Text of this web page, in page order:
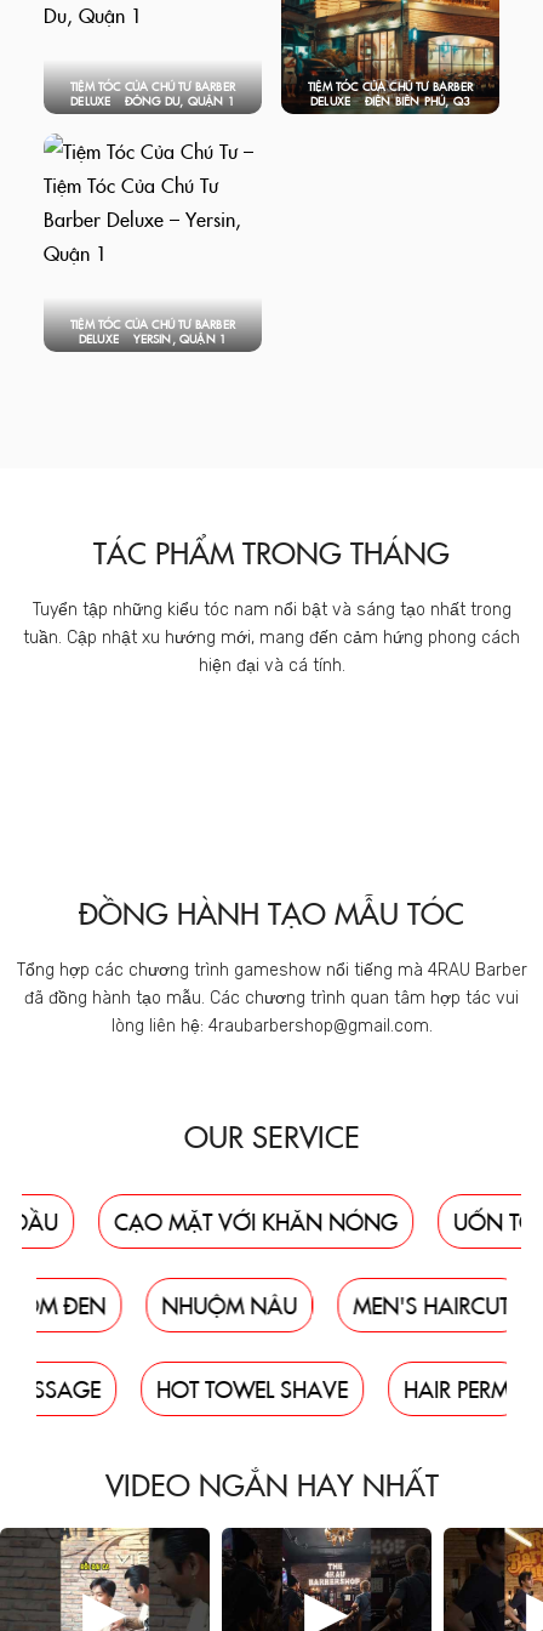
TIỆM TÓC CỦA CHÚ TƯ BARBER
DELUXE – ĐÔNG DU, QUẬN 1
TIỆM TÓC CỦA CHÚ TƯ BARBER
DELUXE – ĐIỆN BIÊN PHỦ, Q3
TIỆM TÓC CỦA CHÚ TƯ BARBER
DELUXE – YERSIN, QUẬN 1
TÁC PHẨM TRONG THÁNG
Tuyển tập những kiểu tóc nam nổi bật và sáng tạo nhất trong
tuần. Cập nhật xu hướng mới, mang đến cảm hứng phong cách
hiện đại và cá tính.
ĐỒNG HÀNH TẠO MẪU TÓC
Tổng hợp các chương trình gameshow nổi tiếng mà 4RAU Barber
đã đồng hành tạo mẫu. Các chương trình quan tâm hợp tác vui
lòng liên hệ: 4raubarbershop@gmail.com.
OUR SERVICE
CẠO MẶT VỚI KHĂN NÓNG UỐN TÓC
NHUỘM ĐEN NHUỘM NÂU MEN'S
HOT TOWEL SHAVE HAIR PERM
VIDEO NGẮN HAY NHẤT
▶ ▶